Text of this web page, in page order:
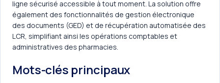
ligne sécurisé accessible à tout moment. La solution offre
également des fonctionnalités de gestion électronique
des documents (GED) et de récupération automatisée des
LCR, simplifiant ainsi les opérations comptables et
administratives des pharmacies.
Mots-clés principaux